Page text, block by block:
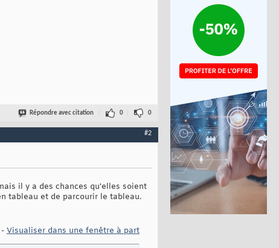
Répondre avec citation 0 0
#2
il y a des chances qu'elles soient
tableau et de parcourir le tableau.
- Visualiser dans une fenêtre à part